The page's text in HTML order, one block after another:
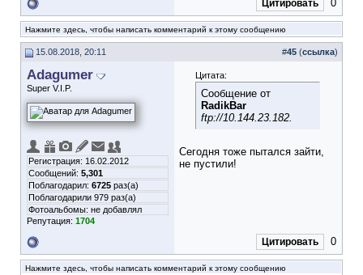
Цитировать 0
Нажмите здесь, чтобы написать комментарий к этому сообщению
15.08.2018, 20:11 #45 (ссылка)
Adagumer
Super V.I.P.
Регистрация: 16.02.2012
Сообщений: 5,301
Поблагодарил: 6725 раз(а)
Поблагодарили 979 раз(а)
Фотоальбомы: не добавлял
Репутация: 1704
Цитата:
Сообщение от
RadikBar
ftp://10.144.23.182.
Сегодня тоже пытался зайти,
не пустили!
Цитировать 0
Нажмите здесь, чтобы написать комментарий к этому сообщению